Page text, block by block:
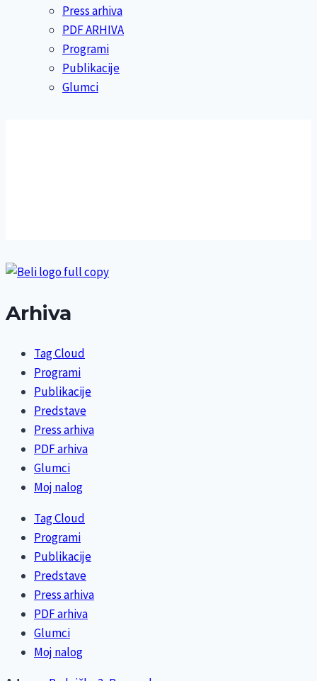
Press arhiva
PDF ARHIVA
Programi
Publikacije
Glumci
Arhiva
Tag Cloud
Programi
Publikacije
Predstave
Press arhiva
PDF arhiva
Glumci
Moj nalog
Tag Cloud
Programi
Publikacije
Predstave
Press arhiva
PDF arhiva
Glumci
Moj nalog